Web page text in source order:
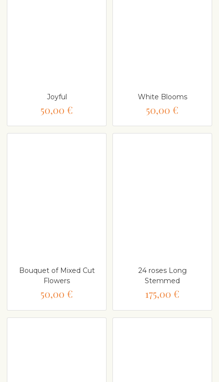
Joyful
50,00 €
White Blooms
50,00 €
Bouquet of Mixed Cut
Flowers
50,00 €
24 roses Long
Stemmed
175,00 €